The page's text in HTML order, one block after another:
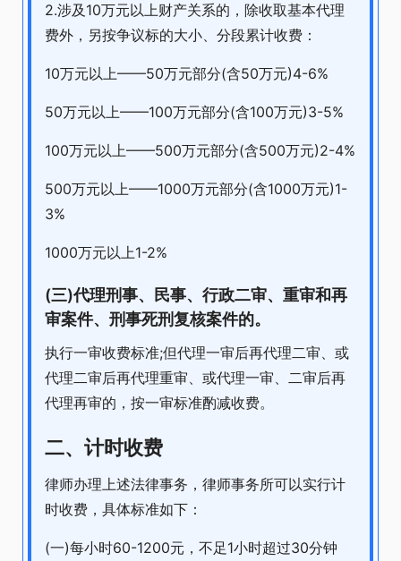
2.涉及10万元以上财产关系的，除收取基本代理
费外，另按争议标的大小、分段累计收费：
10万元以上——50万元部分(含50万元)4-6%
50万元以上——100万元部分(含100万元)3-5%
100万元以上——500万元部分(含500万元)2-4%
500万元以上——1000万元部分(含1000万元)1-
3%
1000万元以上1-2%
(三)代理刑事、民事、行政二审、重审和再
审案件、刑事死刑复核案件的。
执行一审收费标准;但代理一审后再代理二审、或
代理二审后再代理重审、或代理一审、二审后再
代理再审的，按一审标准酌减收费。
二、计时收费
律师办理上述法律事务，律师事务所可以实行计
时收费，具体标准如下：
(一)每小时60-1200元，不足1小时超过30分钟